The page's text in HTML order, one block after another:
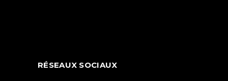
RÉSEAUX SOCIAUX